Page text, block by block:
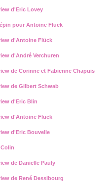
d'Eric Lovey
pour Antoine Flück
d'Antoine Flück
d'André Verchuren
de Corinne et Fabienne Chapuis
de Gilbert Schwab
d'Eric Blin
d'Antoine Flück
d'Eric Bouvelle
de Danielle Pauly
de René Dessibourg